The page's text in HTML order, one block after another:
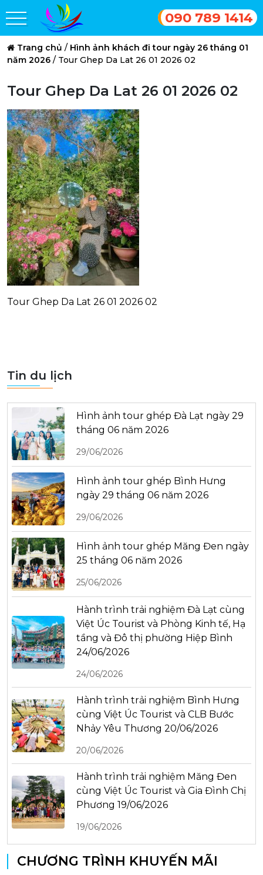
090 789 1414
Trang chủ / Hình ảnh khách đi tour ngày 26 tháng 01
năm 2026 / Tour Ghep Da Lat 26 01 2026 02
Tour Ghep Da Lat 26 01 2026 02
Tour Ghep Da Lat 26 01 2026 02
Tin du lịch
Hình ảnh tour ghép Đà Lạt ngày 29
tháng 06 năm 2026
29/06/2026
Hình ảnh tour ghép Bình Hưng
ngày 29 tháng 06 năm 2026
29/06/2026
Hình ảnh tour ghép Măng Đen ngày
25 tháng 06 năm 2026
25/06/2026
Hành trình trải nghiệm Đà Lạt cùng
Việt Úc Tourist và Phòng Kinh tế, Hạ
tầng và Đô thị phường Hiệp Bình
24/06/2026
24/06/2026
Hành trình trải nghiệm Bình Hưng
cùng Việt Úc Tourist và CLB Bước
Nhảy Yêu Thương 20/06/2026
20/06/2026
Hành trình trải nghiệm Măng Đen
cùng Việt Úc Tourist và Gia Đình Chị
Phương 19/06/2026
19/06/2026
CHƯƠNG TRÌNH KHUYẾN MÃI